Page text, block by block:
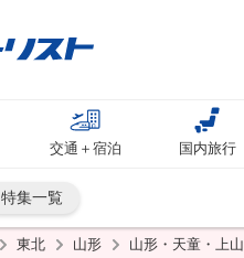
交通＋宿泊 国内旅行
特集一覧
東北 山形 山形・天童・上山